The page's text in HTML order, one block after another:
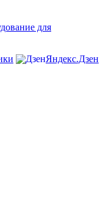
для
Яндекс.Дзен